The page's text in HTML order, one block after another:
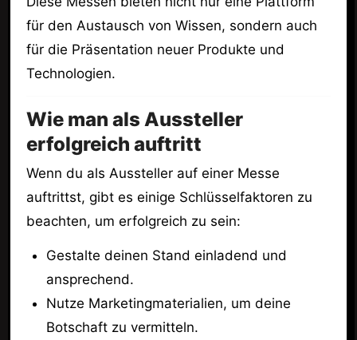
für den Austausch von Wissen, sondern auch
für die Präsentation neuer Produkte und
Technologien.
Wie man als Aussteller
erfolgreich auftritt
Wenn du als Aussteller auf einer Messe
auftrittst, gibt es einige Schlüsselfaktoren zu
beachten, um erfolgreich zu sein:
Gestalte deinen Stand einladend und
ansprechend.
Nutze Marketingmaterialien, um deine
Botschaft zu vermitteln.